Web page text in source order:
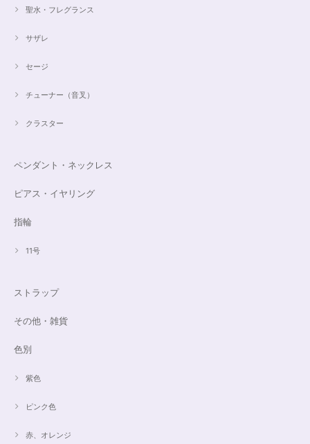
聖水・フレグランス
サザレ
セージ
チューナー（音叉）
クラスター
ペンダント・ネックレス
ピアス・イヤリング
指輪
11号
ストラップ
その他・雑貨
色別
紫色
ピンク色
赤、オレンジ